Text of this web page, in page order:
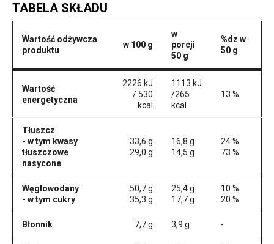
TABELA SKŁADU
Wartość odżywcza
produktu
w 100 g
w
porcji
50 g
%dz w
50 g
Wartość
energetyczna
2226 kJ
/ 530
kcal
1113 kJ
/265
kcal
13 %
Tłuszcz
- w tym kwasy
tłuszczowe
nasycone
33,6 g
29,0 g
16,8 g
14,5 g
24 %
73 %
Węglowodany
- w tym cukry
50,7 g
35,3 g
25,4 g
17,7 g
10 %
20 %
Błonnik 7,7 g 3,9 g -